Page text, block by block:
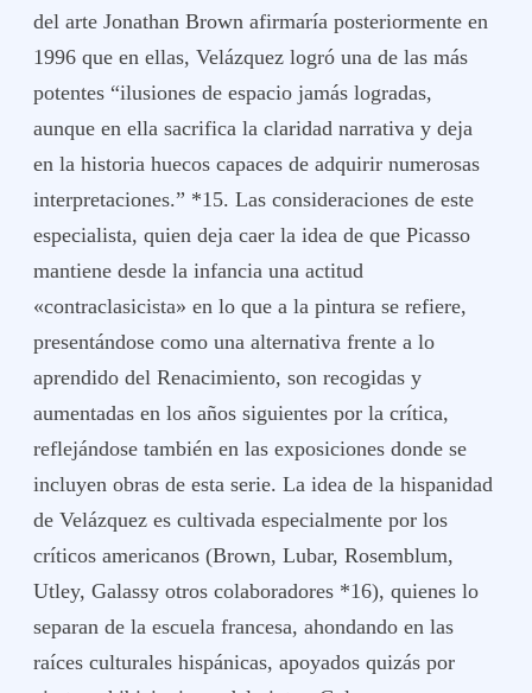
del arte Jonathan Brown afirmaría posteriormente en
1996 que en ellas, Velázquez logró una de las más
potentes “ilusiones de espacio jamás logradas,
aunque en ella sacrifica la claridad narrativa y deja
en la historia huecos capaces de adquirir numerosas
interpretaciones.” *15. Las consideraciones de este
especialista, quien deja caer la idea de que Picasso
mantiene desde la infancia una actitud
«contraclasicista» en lo que a la pintura se refiere,
presentándose como una alternativa frente a lo
aprendido del Renacimiento, son recogidas y
aumentadas en los años siguientes por la crítica,
reflejándose también en las exposiciones donde se
incluyen obras de esta serie. La idea de la hispanidad
de Velázquez es cultivada especialmente por los
críticos americanos (Brown, Lubar, Rosemblum,
Utley, Galassy otros colaboradores *16), quienes lo
separan de la escuela francesa, ahondando en las
raíces culturales hispánicas, apoyados quizás por